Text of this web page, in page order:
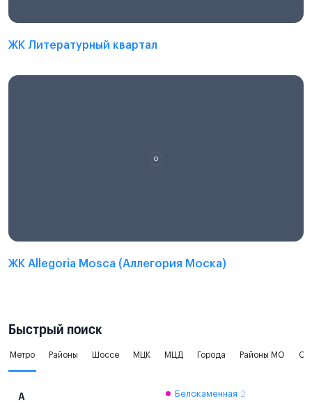
ЖК Литературный квартал
ЖК Allegoria Mosca (Аллегория Моска)
Быстрый поиск
Метро Районы Шоссе МЦК МЦД Города Районы МО
А Белокаменная 2